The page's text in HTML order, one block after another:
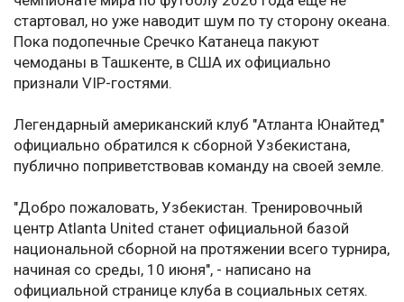
стартовал, но уже наводит шум по ту сторону океана.
Пока подопечные Сречко Катанеца пакуют
чемоданы в Ташкенте, в США их официально
признали VIP-гостями.
Легендарный американский клуб "Атланта Юнайтед"
официально обратился к сборной Узбекистана,
публично поприветствовав команду на своей земле.
"Добро пожаловать, Узбекистан. Тренировочный
центр Atlanta United станет официальной базой
национальной сборной на протяжении всего турнира,
начиная со среды, 10 июня", - написано на
официальной странице клуба в социальных сетях.